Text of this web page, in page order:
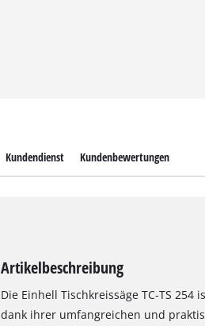
Kundendienst Kundenbewertungen
Artikelbeschreibung
Die Einhell Tischkreissäge TC-TS
dank ihrer umfangreichen und